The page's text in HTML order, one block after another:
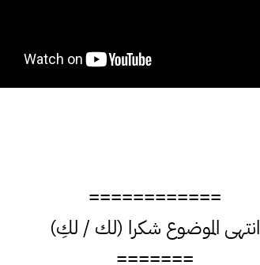
============
انتهى الموضوع شكرا (لك / لكِ)
=======